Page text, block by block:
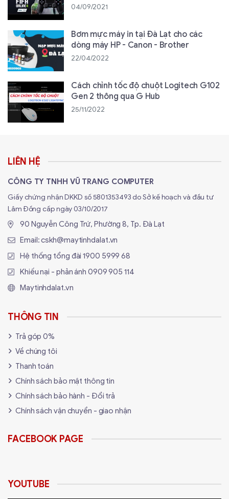
04/09/2021
Bơm mực máy in tại Đà Lạt cho các
dòng máy HP - Canon - Brother
22/04/2022
Cách chỉnh tốc độ chuột Logitech G102
Gen 2 thông qua G Hub
25/11/2022
LIÊN HỆ
CÔNG TY TNHH VŨ TRANG COMPUTER
Giấy chứng nhận DKKD số 5801353493 do Sở kế hoạch và đầu tư
Lâm Đồng cấp ngày 03/10/2017
90 Nguyễn Công Trứ, Phường 8, Tp. Đà Lạt
Email:cskh@maytinhdalat.vn
Hệ thống tổng đài1900 5999 68
Khiếu nại - phản ánh 0909 905 114
Maytinhdalat.vn
THÔNG TIN
Trả góp 0%
Về chúng tôi
Thanh toán
Chính sách bảo mật thông tin
Chính sách bảo hành - Đổi trả
Chính sách vận chuyển - giao nhận
FACEBOOK PAGE
YOUTUBE